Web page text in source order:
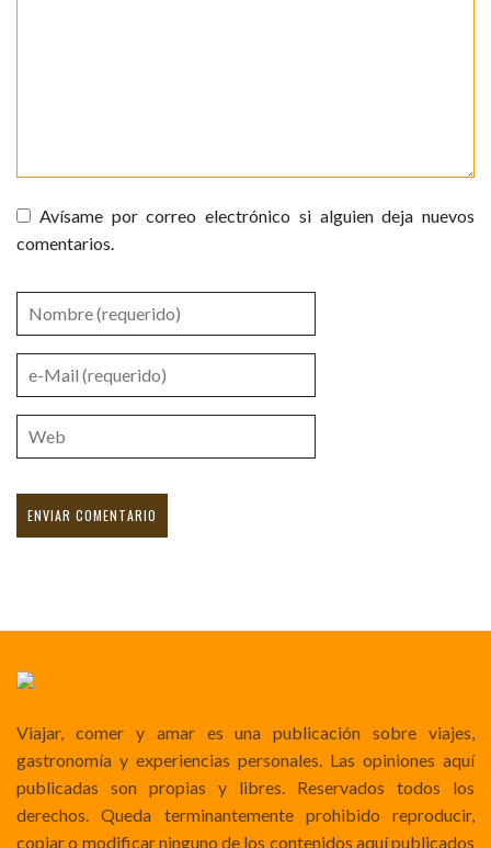
Avísame por correo electrónico si alguien deja nuevos
comentarios.
Viajar, comer y amar es una publicación sobre viajes,
gastronomía y experiencias personales. Las opiniones aquí
publicadas son propias y libres. Reservados todos los
derechos. Queda terminantemente prohibido reproducir,
copiar o modificar ninguno de los contenidos aquí publicados